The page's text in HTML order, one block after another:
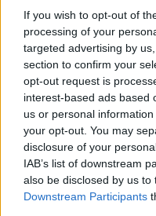
If you wish to opt-out of
processing of your
targeted advertising by
section to confirm your
opt-out request is
interest-based ads based
us or personal
your opt-out. You may
disclosure of your
IAB’s list of downstream
also be disclosed by us to
Downstream Participants